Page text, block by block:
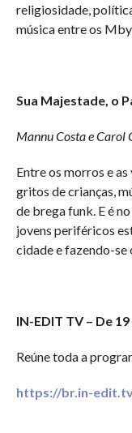
religiosidade,
música entre os
Sua Majestade, o
Mannu Costa e Carol
Entre os morros e
gritos de crianças,
de brega funk. E é
jovens periféricos
cidade e fazendo-se
IN-EDIT TV – De
Reúne toda a
https://br.in-